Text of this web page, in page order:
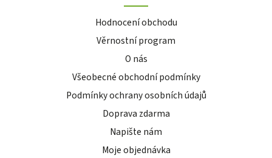
Hodnocení obchodu
Věrnostní program
O nás
Všeobecné obchodní podmínky
Podmínky ochrany osobních údajů
Doprava zdarma
Napište nám
Moje objednávka